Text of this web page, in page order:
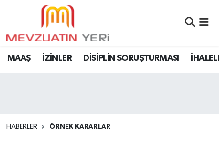
MAAŞ İZİNLER DİSİPLİN SORUŞTURMASI
HABERLER ÖRNEK KARARLAR